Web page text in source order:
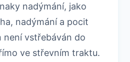
nadýmání, jako
nadýmání a pocit
není vstřebáván do
ve střevním traktu.